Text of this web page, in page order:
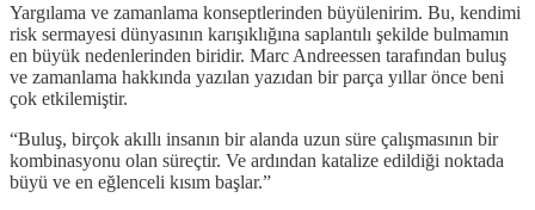
Yargılama ve zamanlama konseptlerinden büyülenirim. Bu, kendimi
risk sermayesi dünyasının karışıklığına saplantılı şekilde bulmamın
en büyük nedenlerinden biridir. Marc Andreessen tarafından buluş
ve zamanlama hakkında yazılan yazıdan bir parça yıllar önce beni
çok etkilemiştir.
“Buluş, birçok akıllı insanın bir alanda uzun süre çalışmasının bir
kombinasyonu olan süreçtir. Ve ardından katalize edildiği noktada
büyü ve en eğlenceli kısım başlar.”